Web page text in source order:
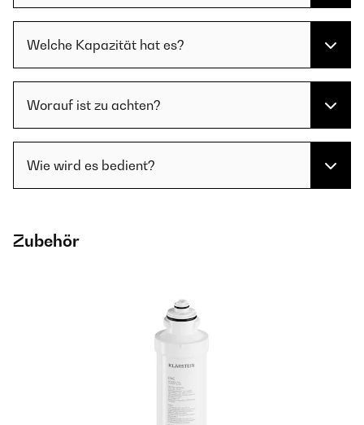
Welche Kapazität hat es?
Worauf ist zu achten?
Wie wird es bedient?
Zubehör